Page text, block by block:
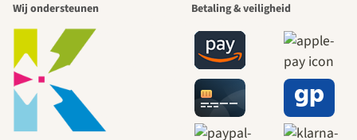
mooiste paden
naar onszelf
leidt door de
Wij ondersteunen Betaling & veiligheid